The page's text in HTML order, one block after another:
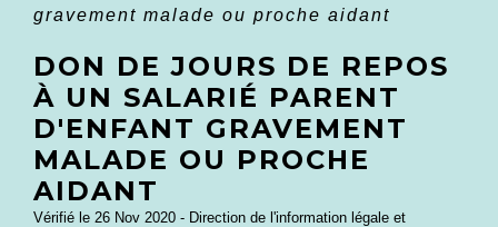
gravement malade ou proche aidant
DON DE JOURS DE REPOS
À UN SALARIÉ PARENT
D'ENFANT GRAVEMENT
MALADE OU PROCHE
AIDANT
Vérifié le 26 Nov 2020 - Direction de l'information légale et